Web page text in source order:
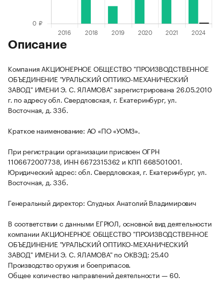
Описание
Компания АКЦИОНЕРНОЕ ОБЩЕСТВО "ПРОИЗВОДСТВЕННОЕ
ОБЪЕДИНЕНИЕ "УРАЛЬСКИЙ ОПТИКО-МЕХАНИЧЕСКИЙ
ЗАВОД" ИМЕНИ Э. С. ЯЛАМОВА" зарегистрирована 26.05.2010
г. по адресу обл. Свердловская, г. Екатеринбург, ул.
Восточная, д. 33б.
Краткое наименование: АО «ПО «УОМЗ».
При регистрации организации присвоен ОГРН
1106672007738, ИНН 6672315362 и КПП 668501001.
Юридический адрес: обл. Свердловская, г. Екатеринбург, ул.
Восточная, д. 33б.
Генеральный директор: Слудных Анатолий Владимирович
В соответствии с данными ЕГРЮЛ, основной вид деятельности
компании АКЦИОНЕРНОЕ ОБЩЕСТВО "ПРОИЗВОДСТВЕННОЕ
ОБЪЕДИНЕНИЕ "УРАЛЬСКИЙ ОПТИКО-МЕХАНИЧЕСКИЙ
ЗАВОД" ИМЕНИ Э. С. ЯЛАМОВА" по ОКВЭД: 25.40
Производство оружия и боеприпасов.
Общее количество направлений деятельности — 60.